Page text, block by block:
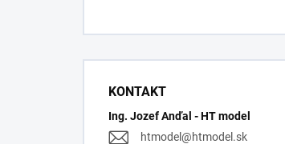
KONTAKT
Ing. Jozef Anďal - HT model
htmodel@htmodel.sk